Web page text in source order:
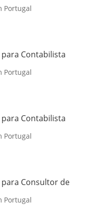
Portugal
Contabilista
Portugal
Contabilista
Portugal
Consultor de
Portugal